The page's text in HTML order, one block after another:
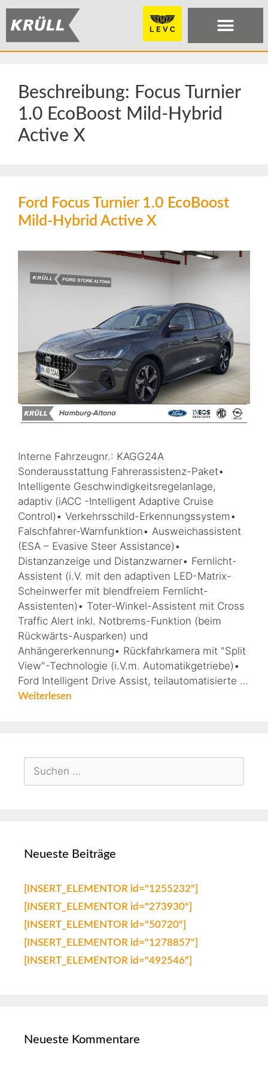
Beschreibung: Focus Turnier
1.0 EcoBoost Mild-Hybrid
Active X
Ford Focus Turnier 1.0 EcoBoost
Mild-Hybrid Active X
Interne Fahrzeugnr.: KAGG24A
Sonderausstattung Fahrerassistenz-Paket•
Intelligente Geschwindigkeitsregelanlage,
adaptiv (iACC -Intelligent Adaptive Cruise
Control)• Verkehrsschild-Erkennungssystem•
Falschfahrer-Warnfunktion• Ausweichassistent
(ESA – Evasive Steer Assistance)•
Distanzanzeige und Distanzwarner• Fernlicht-
Assistent (i.V. mit den adaptiven LED-Matrix-
Scheinwerfer mit blendfreiem Fernlicht-
Assistenten)• Toter-Winkel-Assistent mit Cross
Traffic Alert inkl. Notbrems-Funktion (beim
Rückwärts-Ausparken) und
Anhängererkennung• Rückfahrkamera mit "Split
View"-Technologie (i.V.m. Automatikgetriebe)•
Ford Intelligent Drive Assist, teilautomatisierte …
Weiterlesen
Neueste Beiträge
[INSERT_ELEMENTOR id="1255232"]
[INSERT_ELEMENTOR id="273930"]
[INSERT_ELEMENTOR id="50720"]
[INSERT_ELEMENTOR id="1278857"]
[INSERT_ELEMENTOR id="492546"]
Neueste Kommentare